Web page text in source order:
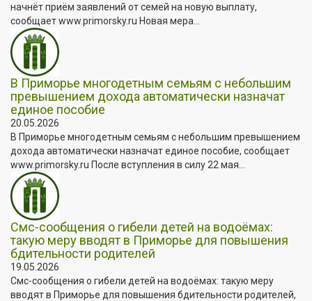
начнёт приём заявлений от семей на новую выплату,
сообщает www.primorsky.ru Новая мера...
В Приморье многодетным семьям с небольшим
превышением дохода автоматически назначат
единое пособие
20.05.2026
В Приморье многодетным семьям с небольшим превышением
дохода автоматически назначат единое пособие, сообщает
www.primorsky.ru После вступления в силу 22 мая...
Смс-сообщения о гибели детей на водоёмах:
такую меру вводят в Приморье для повышения
бдительности родителей
19.05.2026
Смс-сообщения о гибели детей на водоёмах: такую меру
вводят в Приморье для повышения бдительности родителей,